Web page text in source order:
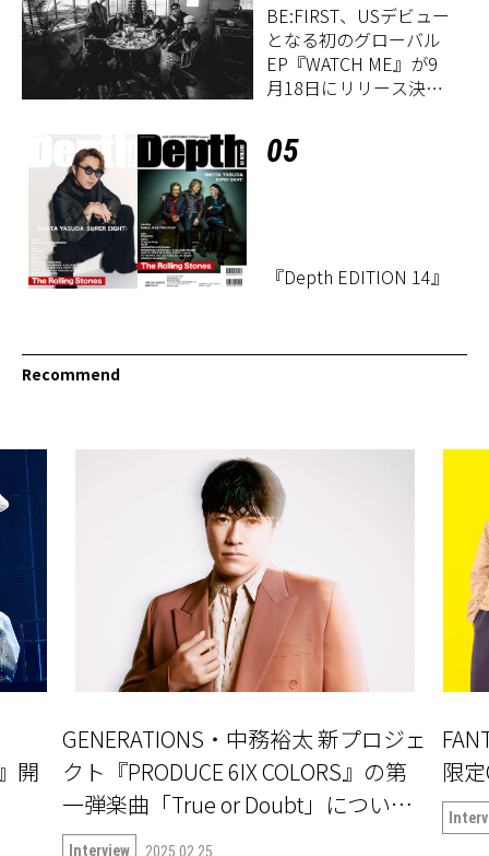
BE:FIRST、USデビュー
となる初のグローバル
EP『WATCH ME』が9
月18日にリリース決
05
『Depth EDITION 14』
Recommend
開
GENERATIONS・中務裕太 新プロジェ
クト『PRODUCE 6IX COLORS』の第
一弾楽曲「True or Doubt」について
語る
Interview 2025.02.25
限